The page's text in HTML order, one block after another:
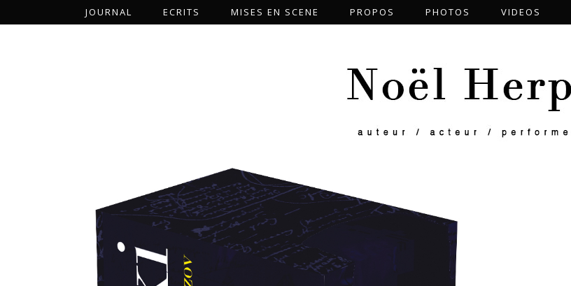
JOURNAL ECRITS MISES EN SCENE PROPOS PHOTOS VIDEOS